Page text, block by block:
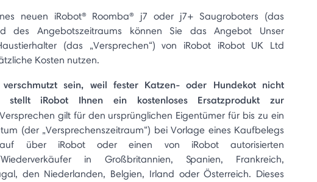
neuen iRobot® Roomba® j7 oder j7+ Saugroboters (das
des Angebotszeitraums können Sie das Angebot Unser
(das „Versprechen“) von iRobot iRobot UK Ltd
Kosten nutzen.
sein, weil fester Katzen- oder Hundekot nicht
stellt iRobot Ihnen ein kostenloses Ersatzprodukt zur
gilt für den ursprünglichen Eigentümer für bis zu ein
(der „Versprechenszeitraum“) bei Vorlage eines Kaufbelegs
über iRobot oder einen von iRobot autorisierten
Wiederverkäufer in Großbritannien, Spanien, Frankreich,
den Niederlanden, Belgien, Irland oder Österreich. Dieses